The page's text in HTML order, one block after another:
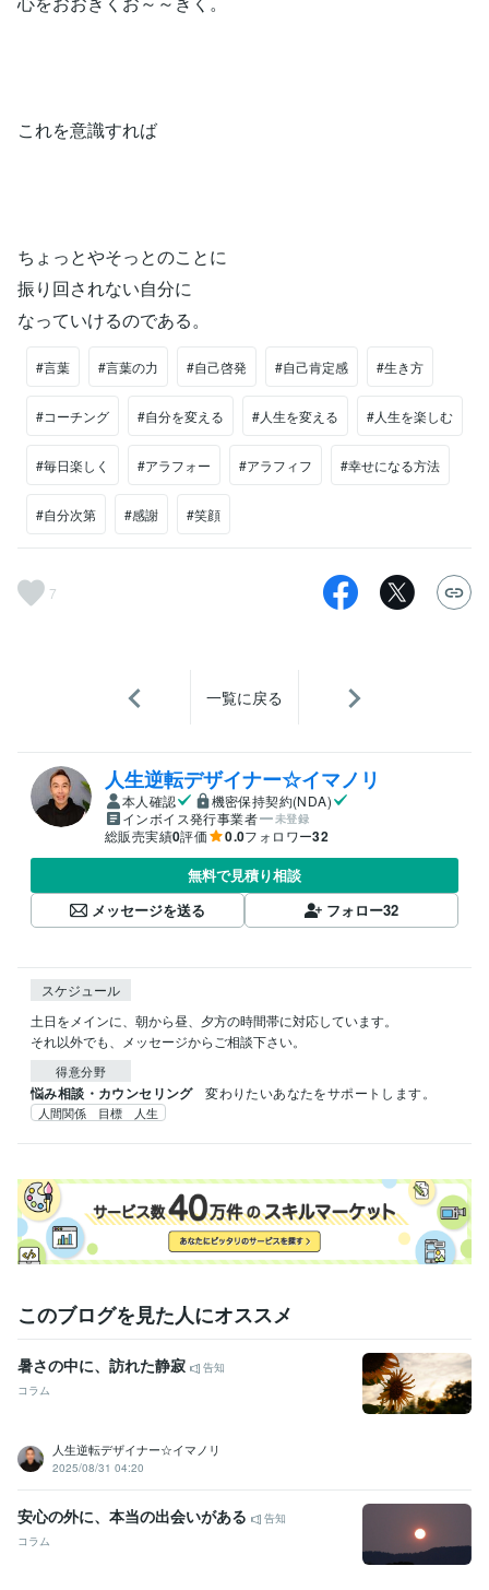
これを意識すれば
ちょっとやそっとのことに
振り回されない自分に
なっていけるのである。
#言葉 #言葉の力 #自己啓発 #自己肯定感 #生き方
#コーチング #自分を変える #人生を変える #人生を楽しむ
#毎日楽しく #アラフォー #アラフィフ #幸せになる方法
#自分次第 #感謝 #笑顔
7
一覧に戻る
人生逆転デザイナー☆イマノリ
本人確認
機密保持契約(NDA)
インボイス発行事業者
未登録
総販売実績0評価 0.0フォロワー32
無料で見積り相談
メッセージを送る
フォロー32
スケジュール
土日をメインに、朝から昼、夕方の時間帯に対応しています。
それ以外でも、メッセージからご相談下さい。
得意分野
悩み相談・カウンセリング 変わりたいあなたをサポートします。
人間関係 目標 人生
このブログを見た人にオススメ
暑さの中に、訪れた静寂
告知
コラム
人生逆転デザイナー☆イマノリ
2025/08/31 04:20
安心の外に、本当の出会いがある
告知
コラム